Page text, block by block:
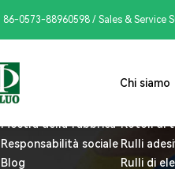
86-0573-88960598/ Sales & Service
Chi siamo
Profilo aziendale
La storia
Mostra della fabbrica
Responsabilità sociale
Blog
Rulli
Rotoli di
Rulli
Rulli di